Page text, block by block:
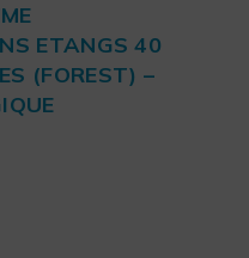
ETANGS 40
(FOREST) –